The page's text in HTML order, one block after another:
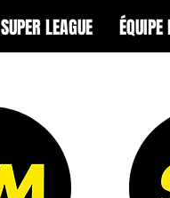
SUPER LEAGUE ÉQUIPE